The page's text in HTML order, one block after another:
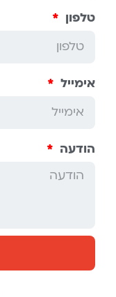
טלפון
אימייל
הודעה